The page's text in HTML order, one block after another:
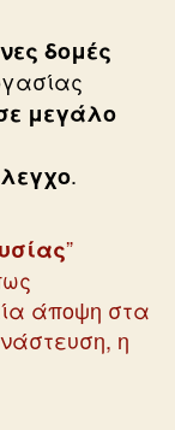
δομές
μεγάλο
.
”
άποψη στα
η